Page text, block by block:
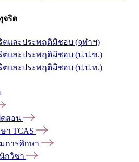
จริต
ตและประพฤติมิชอบ (จุฬาฯ)
ตและประพฤติมิชอบ (ป.ป.ช.)
ตและประพฤติมิชอบ (ป.ป.ท.)
สอน
า TCAS
การศึกษา
กวิชา